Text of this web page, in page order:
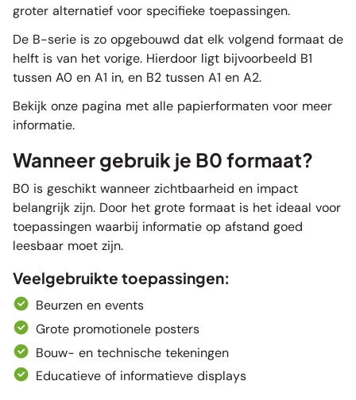
groter alternatief voor specifieke toepassingen.
De B-serie is zo opgebouwd dat elk volgend formaat de
helft is van het vorige. Hierdoor ligt bijvoorbeeld B1
tussen A0 en A1 in, en B2 tussen A1 en A2.
Bekijk onze pagina met alle papierformaten voor meer
informatie.
Wanneer gebruik je B0 formaat?
B0 is geschikt wanneer zichtbaarheid en impact
belangrijk zijn. Door het grote formaat is het ideaal voor
toepassingen waarbij informatie op afstand goed
leesbaar moet zijn.
Veelgebruikte toepassingen:
Beurzen en events
Grote promotionele posters
Bouw- en technische tekeningen
Educatieve of informatieve displays